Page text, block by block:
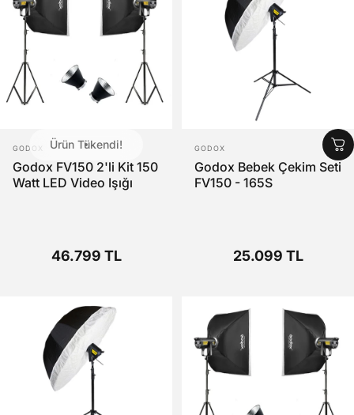
Ürün Tükendi!
SATICI:
GODOX
Godox FV150 2'li Kit 150
Watt LED Video Işığı
46.799 TL
SATICI:
GODOX
Godox Bebek Çekim Seti
FV150 - 165S
25.099 TL